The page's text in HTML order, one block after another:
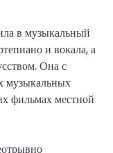
в музыкальный
и вокала, а
Она с
музыкальных
фильмах местной